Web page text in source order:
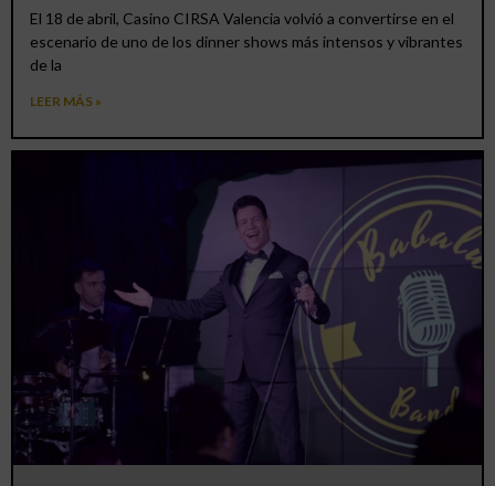
El 18 de abril, Casino CIRSA Valencia volvió a convertirse en el
escenario de uno de los dinner shows más intensos y vibrantes
de la
LEER MÁS »